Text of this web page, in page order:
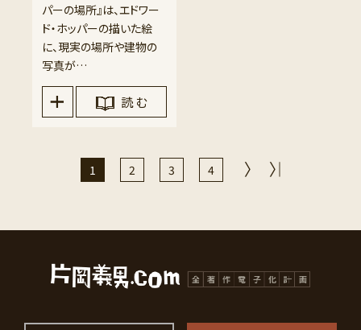
パーの場所』は、エドワー
ド・ホッパーの描いた絵
に、現実の場所や建物の
写真が…
読 む
1 2 3 4